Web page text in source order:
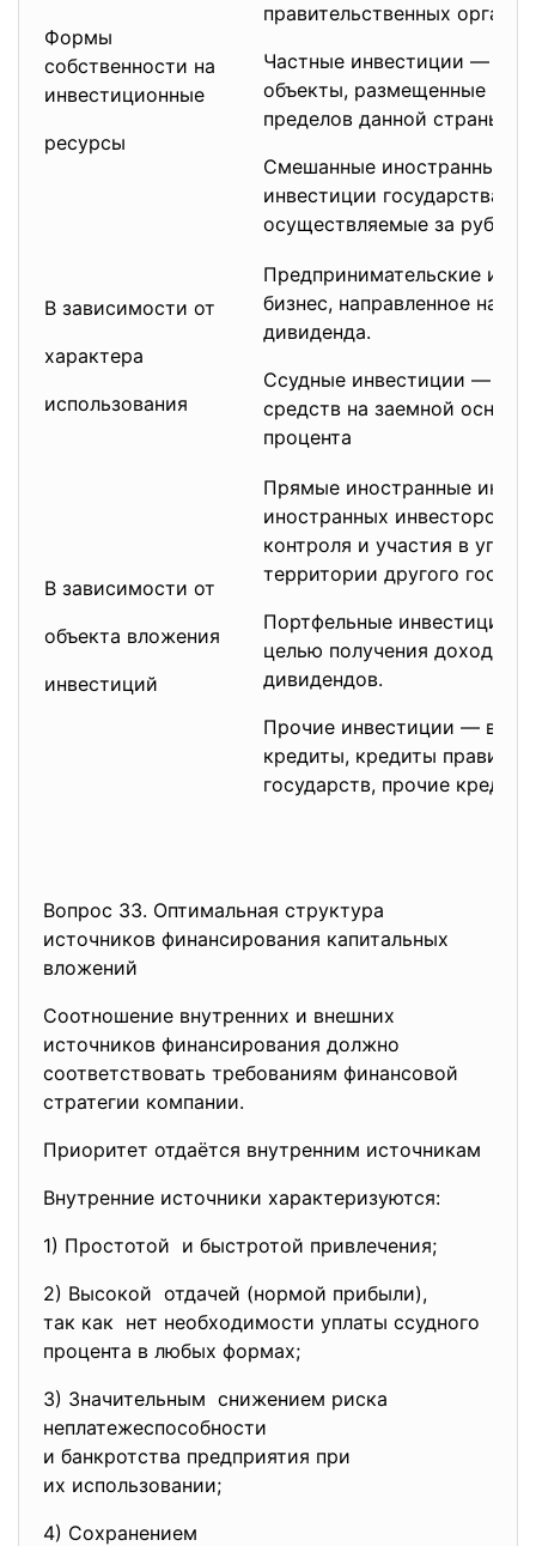
Формы
собственности на
инвестиционные
ресурсы
правительственных
Частные инвестиции —
объекты, размещенные вне
пределов данной страны.
Смешанные иностранные
инвестиции государства и
осуществляемые за
В зависимости от
характера
использования
Предпринимательские
бизнес, направленное на
дивиденда.
Ссудные инвестиции —
средств на заемной
процента
В зависимости от
объекта вложения
инвестиций
Прямые иностранные
иностранных инвесторов
контроля и участия в
территории другого
Портфельные инвестиции
целью получения дохода в
дивидендов.
Прочие инвестиции —
кредиты, кредиты
государств, прочие
Вопрос 33. Оптимальная структура
источников финансирования капитальных
вложений
Соотношение внутренних и внешних
источников финансирования должно
соответствовать требованиям финансовой
стратегии компании.
Приоритет отдаётся внутренним источникам
Внутренние источники характеризуются:
1) Простотой и быстротой привлечения;
2) Высокой отдачей (нормой прибыли),
так как нет необходимости уплаты ссудного
процента в любых формах;
3) Значительным снижением риска
неплатежеспособности
и банкротства предприятия при
их использовании;
4) Сохранением